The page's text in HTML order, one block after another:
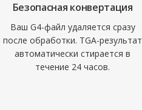
Безопасная конвертация
Ваш G4-файл удаляется сразу
после обработки. TGA-результат
автоматически стирается в
течение 24 часов.